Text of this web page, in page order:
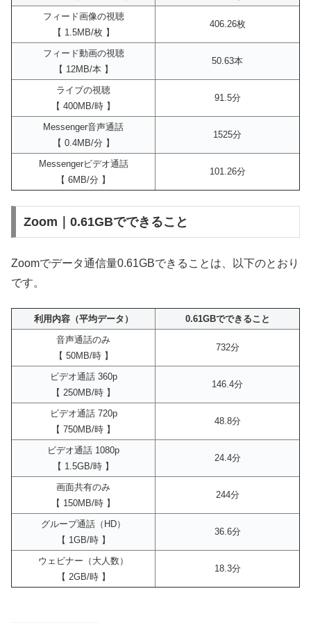
フィード画像の視聴
【 1.5MB/枚 】
406.26枚
フィード動画の視聴
【 12MB/本 】
50.63本
ライブの視聴
【 400MB/時 】
91.5分
Messenger音声通話
【 0.4MB/分 】
1525分
Messengerビデオ通話
【 6MB/分 】
101.26分
Zoom｜0.61GBでできること
Zoomでデータ通信量0.61GBできることは、以下のとおり
です。
利用内容（平均データ）
0.61GBでできること
音声通話のみ
【 50MB/時 】
732分
ビデオ通話 360p
【 250MB/時 】
146.4分
ビデオ通話 720p
【 750MB/時 】
48.8分
ビデオ通話 1080p
【 1.5GB/時 】
24.4分
画面共有のみ
【 150MB/時 】
244分
グループ通話（HD）
【 1GB/時 】
36.6分
ウェビナー（大人数）
【 2GB/時 】
18.3分